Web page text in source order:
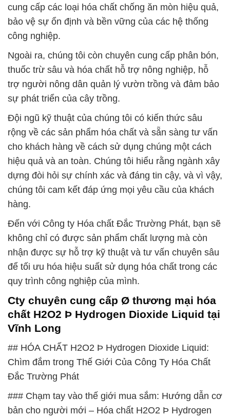
cung cấp các loại hóa chất chống ăn mòn hiệu quả,
bảo vệ sự ổn định và bền vững của các hệ thống
công nghiệp.
Ngoài ra, chúng tôi còn chuyên cung cấp phân bón,
thuốc trừ sâu và hóa chất hỗ trợ nông nghiệp, hỗ
trợ người nông dân quản lý vườn trồng và đảm bảo
sự phát triển của cây trồng.
Đội ngũ kỹ thuật của chúng tôi có kiến thức sâu
rộng về các sản phẩm hóa chất và sẵn sàng tư vấn
cho khách hàng về cách sử dụng chúng một cách
hiệu quả và an toàn. Chúng tôi hiểu rằng ngành xây
dựng đòi hỏi sự chính xác và đáng tin cậy, và vì vậy,
chúng tôi cam kết đáp ứng mọi yêu cầu của khách
hàng.
Đến với Công ty Hóa chất Đắc Trường Phát, bạn sẽ
không chỉ có được sản phẩm chất lượng mà còn
nhận được sự hỗ trợ kỹ thuật và tư vấn chuyên sâu
để tối ưu hóa hiệu suất sử dụng hóa chất trong các
quy trình công nghiệp của mình.
Cty chuyên cung cấp Ø thương mại hóa
chất H2O2 Þ Hydrogen Dioxide Liquid tại
Vĩnh Long
## HÓA CHẤT H2O2 Þ Hydrogen Dioxide Liquid:
Chìm đắm trong Thế Giới Của Công Ty Hóa Chất
Đắc Trường Phát
### Chạm tay vào thế giới mua sắm: Hướng dẫn cơ
bản cho người mới – Hóa chất H2O2 Þ Hydrogen